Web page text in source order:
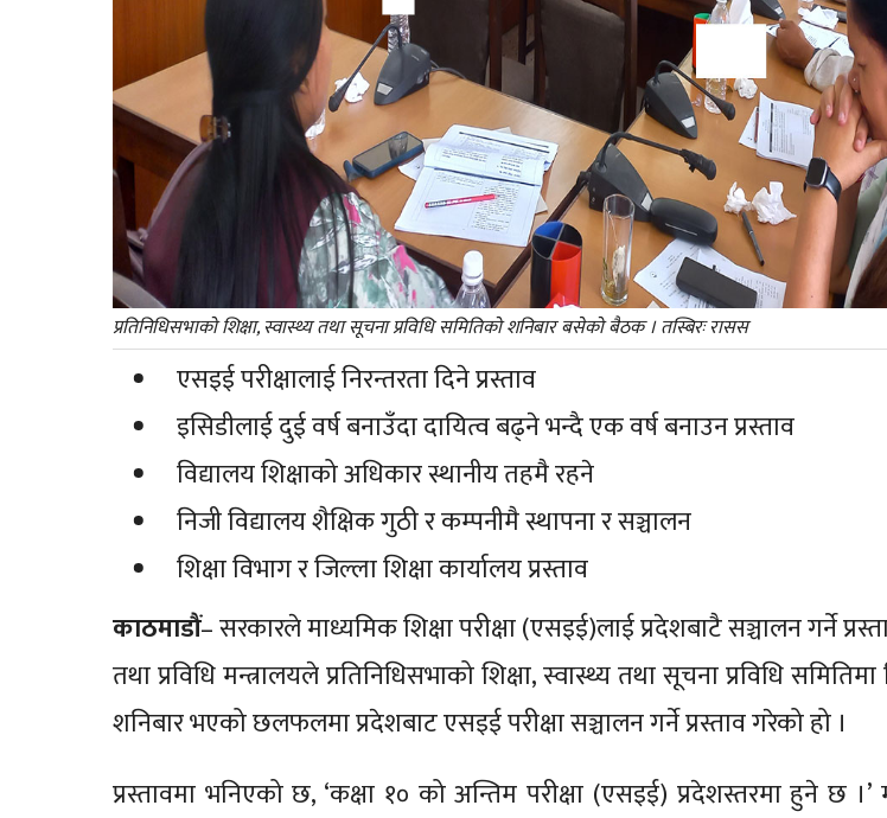
प्रतिनिधिसभाको शिक्षा, स्वास्थ्य तथा सूचना प्रविधि समितिको शनिबार बसेको बैठक । तस्बिरः रासस
एसइई परीक्षालाई निरन्तरता दिने प्रस्ताव
इसिडीलाई दुई वर्ष बनाउँदा दायित्व बढ्ने भन्दै एक वर्ष बनाउन प्रस्ताव
विद्यालय शिक्षाको अधिकार स्थानीय तहमै रहने
निजी विद्यालय शैक्षिक गुठी र कम्पनीमै स्थापना र सञ्चालन
शिक्षा विभाग र जिल्ला शिक्षा कार्यालय प्रस्ताव
काठमाडौं– सरकारले माध्यमिक शिक्षा परीक्षा (एसइई)लाई प्रदेशबाटै सञ्चालन गर्ने
तथा प्रविधि मन्त्रालयले प्रतिनिधिसभाको शिक्षा, स्वास्थ्य तथा सूचना प्रविधि
शनिबार भएको छलफलमा प्रदेशबाट एसइई परीक्षा सञ्चालन गर्ने प्रस्ताव गरेको हो ।
प्रस्तावमा भनिएको छ, ‘कक्षा १० को अन्तिम परीक्षा (एसइई) प्रदेशस्तरमा हुने छ ।’